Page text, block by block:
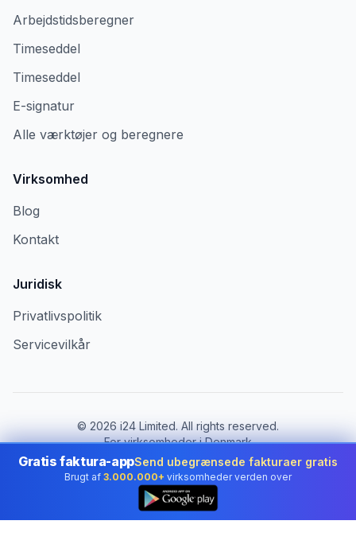
Arbejdstidsberegner
Timeseddel
Timeseddel
E-signatur
Alle værktøjer og beregnere
Virksomhed
Blog
Kontakt
Juridisk
Privatlivspolitik
Servicevilkår
© 2026 i24 Limited. All rights reserved.
For virksomheder i Denmark
Skift land:
Denmark
Gratis faktura-appSend ubegrænsede fakturaer gratis
Brugt af 3.000.000+ virksomheder verden over